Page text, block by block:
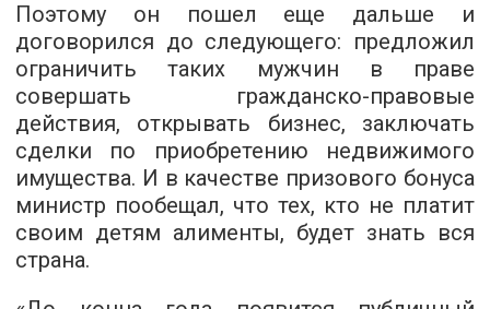
Поэтому он пошел еще дальше и
договорился до следующего: предложил
ограничить таких мужчин в праве
совершать гражданско-правовые
действия, открывать бизнес, заключать
сделки по приобретению недвижимого
имущества. И в качестве призового бонуса
министр пообещал, что тех, кто не платит
своим детям алименты, будет знать вся
страна.